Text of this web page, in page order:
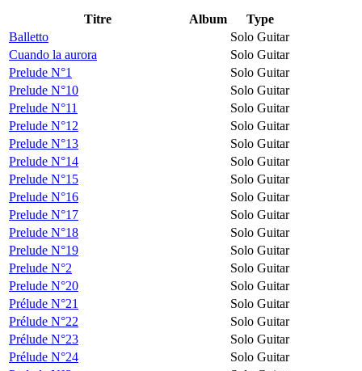
Titre Album
Type
Balletto
Solo Guitar
Cuando la aurora
Solo Guitar
Prelude N°1
Solo Guitar
Prelude N°10
Solo Guitar
Prelude N°11
Solo Guitar
Prelude N°12
Solo Guitar
Prelude N°13
Solo Guitar
Prelude N°14
Solo Guitar
Prelude N°15
Solo Guitar
Prelude N°16
Solo Guitar
Prelude N°17
Solo Guitar
Prelude N°18
Solo Guitar
Prelude N°19
Solo Guitar
Prelude N°2
Solo Guitar
Prelude N°20
Solo Guitar
Prélude N°21
Solo Guitar
Prélude N°22
Solo Guitar
Prélude N°23
Solo Guitar
Prélude N°24
Solo Guitar